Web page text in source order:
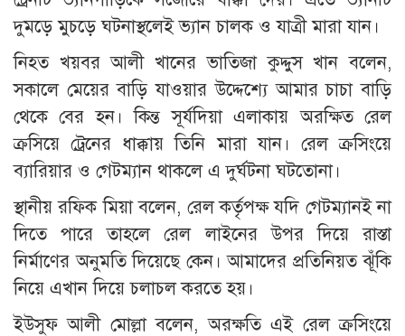
দুমড়ে মুচড়ে ঘটনাস্থলেই ভ্যান চালক ও যাত্রী মারা যান।
নিহত খয়বর আলী খানের ভাতিজা কুদ্দুস খান বলেন,
সকালে মেয়ের বাড়ি যাওয়ার উদ্দেশ্যে আমার চাচা বাড়ি
থেকে বের হন। কিন্ত সূর্যদিয়া এলাকায় অরক্ষিত রেল
ক্রসিয়ে ট্রেনের ধাক্কায় তিনি মারা যান। রেল ক্রসিংয়ে
ব্যারিয়ার ও গেটম্যান থাকলে এ দুর্ঘটনা ঘটতোনা।
স্থানীয় রফিক মিয়া বলেন, রেল কর্তৃপক্ষ যদি গেটম্যানই না
দিতে পারে তাহলে রেল লাইনের উপর দিয়ে রাস্তা
নির্মাণের অনুমতি দিয়েছে কেন। আমাদের প্রতিনিয়ত ঝূঁকি
নিয়ে এখান দিয়ে চলাচল করতে হয়।
ইউসুফ আলী মোল্লা বলেন, অরক্ষতি এই রেল ক্রসিংয়ে